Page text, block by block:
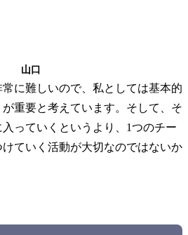
山口
に難しいので、私としては基本的
重要と考えています。そして、そ
っていくというより、1つのチー
ていく活動が大切なのではないか